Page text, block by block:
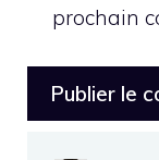
prochain